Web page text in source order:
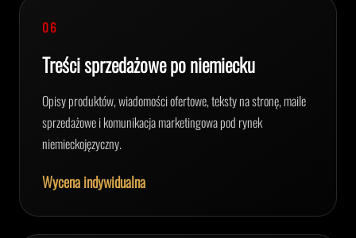
06
Treści sprzedażowe po niemiecku
Opisy produktów, wiadomości ofertowe, teksty na stronę, maile
sprzedażowe i komunikacja marketingowa pod rynek
niemieckojęzyczny.
Wycena indywidualna